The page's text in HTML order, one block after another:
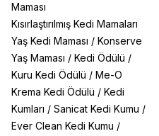
Maması
Kısırlaştırılmış Kedi Mamaları
Yaş Kedi Maması / Konserve
Yaş Maması / Kedi Ödülü /
Kuru Kedi Ödülü / Me-O
Krema Kedi Ödülü / Kedi
Kumları / Sanicat Kedi Kumu /
Ever Clean Kedi Kumu /